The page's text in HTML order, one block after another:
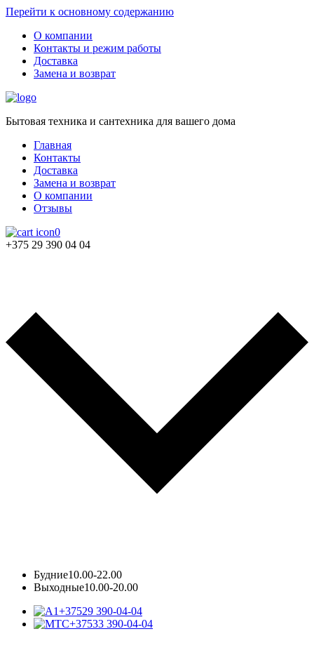
Перейти к основному содержанию
О компании
Контакты и режим работы
Доставка
Замена и возврат
Бытовая техника и сантехника для вашего дома
Главная
Контакты
Доставка
Замена и возврат
О компании
Отзывы
0
+375 29 390 04 04
Будние10.00-22.00
Выходные10.00-20.00
+37529 390-04-04
+37533 390-04-04